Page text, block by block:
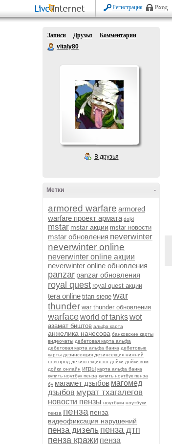
Регистрация Вход
Записи Друзья
Комментарии
vitaly80
В друзья
-
Метки
armored warfare armored
warfare проект армата dojki
mstar mstar акции mstar новости
mstar обновления neverwinter
neverwinter online
neverwinter online акции
neverwinter online обновления
panzar panzar обновления
royal quest royal quest акции
tera online titan siege war
thunder war thunder обновления
warfaceworld of tankswot
азамат биштов альфа карта
анжелика начесова банковские карты
видеочаты дебетовая карта альфа
дебетовая карта альфа банка дебетовые
карты дезинсекция дезинсекция нижний
новгород дезинсекция нн дойки дойки ком
дойки онлайн игры карта альфа банка
купить ноутбук пенза купить ноутбук пенза
бу магамет дзыбов магомед
дзыбов мурат тхагалегов
новости пензы ноутбуки ноутбуки
пенза пенза пенза
видеофиксация нарушений
пенза дизель пенза дтп
пенза кражи пенза